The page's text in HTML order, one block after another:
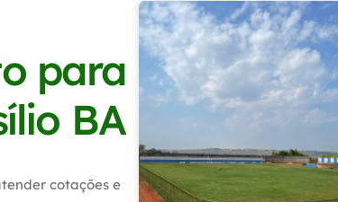
para
BA
cotações e